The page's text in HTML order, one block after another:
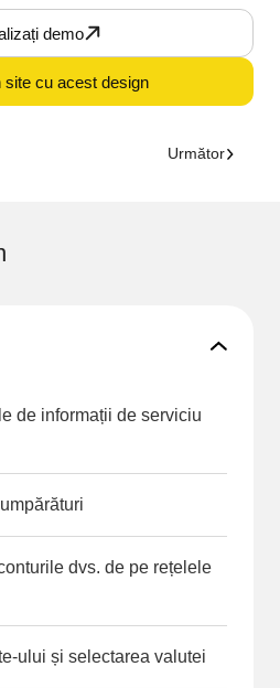
demo
site cu acest design
Următor
de informații de serviciu
dvs. de pe rețelele
ului și selectarea valutei